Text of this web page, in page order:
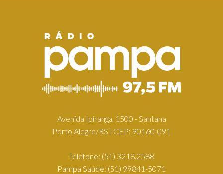
Avenida Ipiranga, 1500 - Santana
Porto Alegre/RS | CEP: 90160-091
Telefone: (51) 3218.2588
Pampa Saúde: (51) 99841-5071